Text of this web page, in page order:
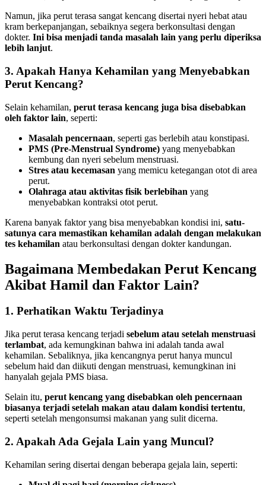
Namun, jika perut terasa sangat kencang disertai nyeri hebat atau
kram berkepanjangan, sebaiknya segera berkonsultasi dengan
dokter. Ini bisa menjadi tanda masalah lain yang perlu diperiksa
lebih lanjut.
3. Apakah Hanya Kehamilan yang Menyebabkan
Perut Kencang?
Selain kehamilan, perut terasa kencang juga bisa disebabkan
oleh faktor lain, seperti:
Masalah pencernaan, seperti gas berlebih atau konstipasi.
PMS (Pre-Menstrual Syndrome) yang menyebabkan
kembung dan nyeri sebelum menstruasi.
Stres atau kecemasan yang memicu ketegangan otot di area
perut.
Olahraga atau aktivitas fisik berlebihan yang
menyebabkan kontraksi otot perut.
Karena banyak faktor yang bisa menyebabkan kondisi ini, satu-
satunya cara memastikan kehamilan adalah dengan melakukan
tes kehamilan atau berkonsultasi dengan dokter kandungan.
Bagaimana Membedakan Perut Kencang
Akibat Hamil dan Faktor Lain?
1. Perhatikan Waktu Terjadinya
Jika perut terasa kencang terjadi sebelum atau setelah menstruasi
terlambat, ada kemungkinan bahwa ini adalah tanda awal
kehamilan. Sebaliknya, jika kencangnya perut hanya muncul
sebelum haid dan diikuti dengan menstruasi, kemungkinan ini
hanyalah gejala PMS biasa.
Selain itu, perut kencang yang disebabkan oleh pencernaan
biasanya terjadi setelah makan atau dalam kondisi tertentu,
seperti setelah mengonsumsi makanan yang sulit dicerna.
2. Apakah Ada Gejala Lain yang Muncul?
Kehamilan sering disertai dengan beberapa gejala lain, seperti: